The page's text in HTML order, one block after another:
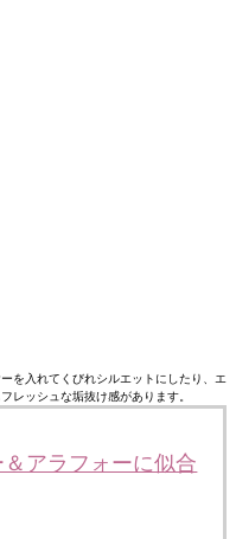
を入れてくびれシルエットにしたり、エ
レッシュな垢抜け感があります。
アラフォーに似合